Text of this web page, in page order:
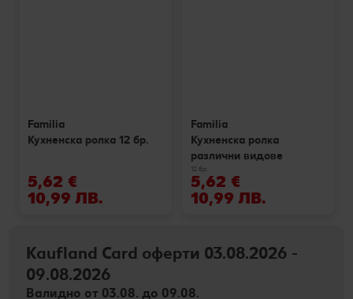
Familia
Кухненска ролка 12 бр.
5,62 €
10,99 ЛВ.
Familia
Кухненска ролка
различни видове
12 бр.
5,62 €
10,99 ЛВ.
Kaufland Card оферти 03.08.2026 -
09.08.2026
Валидно от 03.08. до 09.08.